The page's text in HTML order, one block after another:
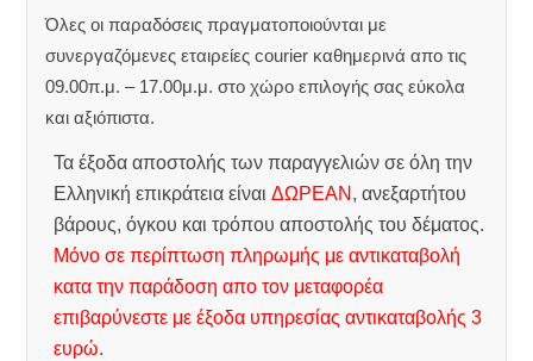
Όλες οι παραδόσεις πραγματοποιούνται με
συνεργαζόμενες εταιρείες courier καθημερινά απο τις
09.00π.μ. – 17.00μ.μ. στο χώρο επιλογής σας εύκολα
και αξιόπιστα.
Τα έξοδα αποστολής των παραγγελιών σε όλη την
Ελληνική επικράτεια είναιΔΩΡΕΑΝ , ανεξαρτήτου
βάρους, όγκου και τρόπου αποστολής του δέματος.
Μόνο σε περίπτωση πληρωμής με αντικαταβολή
κατα την παράδοση απο τον μεταφορέα
επιβαρύνεστε με έξοδα υπηρεσίας αντικαταβολής 3
ευρώ.